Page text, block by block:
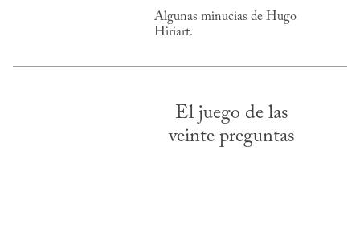
Algunas minucias de Hugo
Hiriart.
El juego de las
veinte preguntas